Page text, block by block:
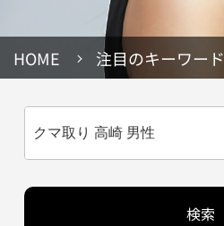
HOME 注目のキーワード
検索